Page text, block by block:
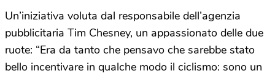
Un’iniziativa voluta dal responsabile dell’agenzia
pubblicitaria Tim Chesney, un appassionato delle due
ruote: “Era da tanto che pensavo che sarebbe stato
bello incentivare in qualche modo il ciclismo: sono un